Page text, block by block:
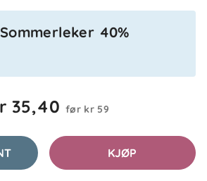
40%
35,40 før kr 59
KJØP
i str